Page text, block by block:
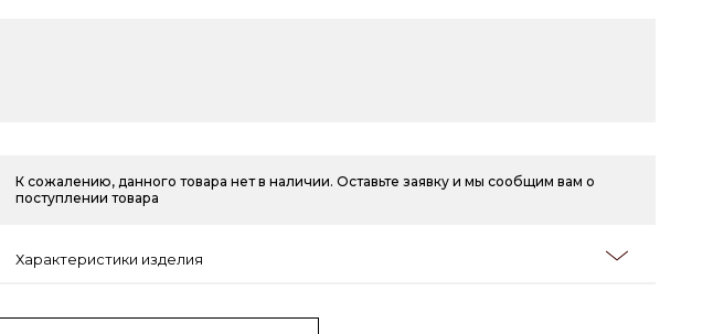
К сожалению, данного товара нет в наличии. Оставьте заявку и мы сообщим вам о
поступлении товара
Характеристики изделия